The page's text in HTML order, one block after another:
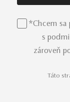
*Chcem sa
s
zároveň
Táto